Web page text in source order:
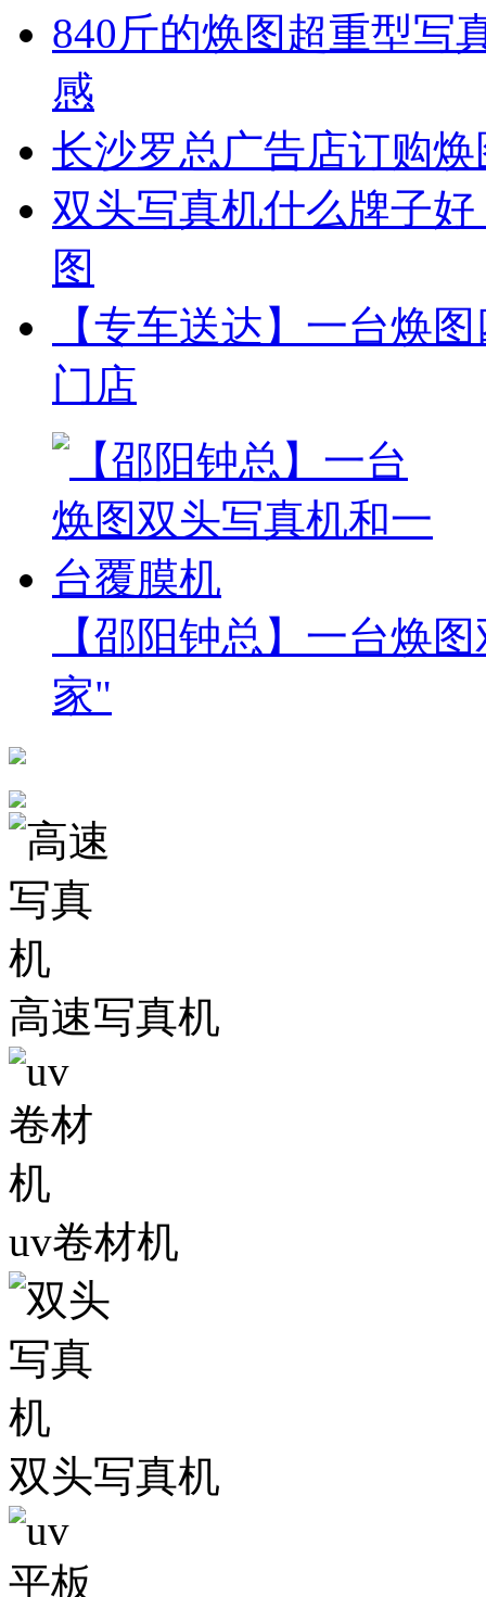
840斤的焕图超重型写
感
长沙罗总广告店订购
双头写真机什么牌子
图
【专车送达】一台焕
门店
【邵阳钟总】一台焕
家"
高速写真机
uv卷材机
双头写真机